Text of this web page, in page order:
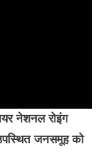
नेशनल रोइंग
जनसमूह को